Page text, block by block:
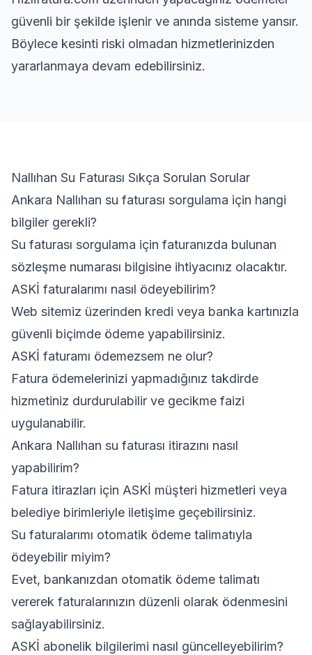
güvenli bir şekilde işlenir ve anında sisteme yansır.
Böylece kesinti riski olmadan hizmetlerinizden
yararlanmaya devam edebilirsiniz.
Nallıhan Su Faturası Sıkça Sorulan Sorular
Ankara Nallıhan su faturası sorgulama için hangi
bilgiler gerekli?
Su faturası sorgulama için faturanızda bulunan
sözleşme numarası bilgisine ihtiyacınız olacaktır.
ASKİ faturalarımı nasıl ödeyebilirim?
Web sitemiz üzerinden kredi veya banka kartınızla
güvenli biçimde ödeme yapabilirsiniz.
ASKİ faturamı ödemezsem ne olur?
Fatura ödemelerinizi yapmadığınız takdirde
hizmetiniz durdurulabilir ve gecikme faizi
uygulanabilir.
Ankara Nallıhan su faturası itirazını nasıl
yapabilirim?
Fatura itirazları için ASKİ müşteri hizmetleri veya
belediye birimleriyle iletişime geçebilirsiniz.
Su faturalarımı otomatik ödeme talimatıyla
ödeyebilir miyim?
Evet, bankanızdan otomatik ödeme talimatı
vererek faturalarınızın düzenli olarak ödenmesini
sağlayabilirsiniz.
ASKİ abonelik bilgilerimi nasıl güncelleyebilirim?